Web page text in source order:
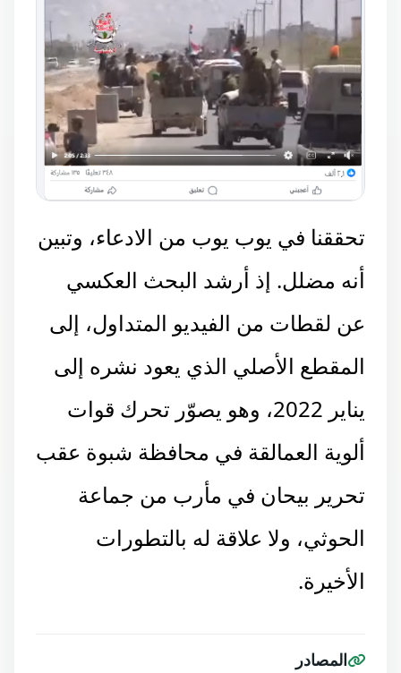
تحققنا في يوب يوب من الادعاء، وتبين
أنه مضلل. إذ أرشد البحث العكسي
عن لقطات من الفيديو المتداول، إلى
المقطع الأصلي الذي يعود نشره إلى
يناير 2022، وهو يصوّر تحرك قوات
ألوية العمالقة في محافظة شبوة عقب
تحرير بيحان في مأرب من جماعة
الحوثي، ولا علاقة له بالتطورات
الأخيرة.
المصادر